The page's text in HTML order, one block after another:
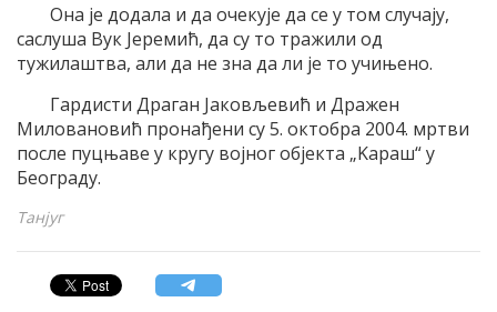
Oна jе додала и да очекуjе да се у том случаjу,
саслуша Вук Jеремић, да су то тражили од
тужилаштва, али да не зна да ли jе то учињено.
Гардисти Драган Jаковљевић и Дражен
Mиловановић пронађени су 5. октобра 2004. мртви
после пуцњаве у кругу воjног обjекта „Kараш“ у
Београду.
Танјуг